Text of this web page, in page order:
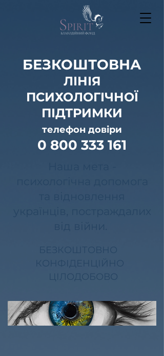
БЕЗКОШТОВНА
ЛІНІЯ
ПСИХОЛОГІЧНОЇ
ПІДТРИМКИ
телефон довіри
0 800 333 161
БЕЗКОШТОВНО
КОНФІДЕНЦІЙНО
ЦІЛОДОБОВО